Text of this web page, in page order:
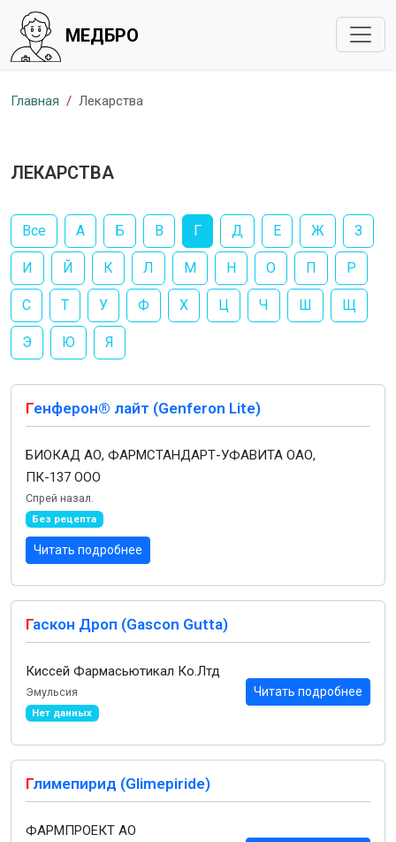
МЕДБРО
Главная Лекарства
ЛЕКАРСТВА
Все А Б В Г Д Е Ж З
И Й К Л М Н О П Р
С Т У Ф Х Ц Ч Ш Щ
Э Ю Я
Генферон® лайт (Genferon Lite)
БИОКАД АО, ФАРМСТАНДАРТ-УФАВИТА ОАО,
ПК-137 ООО
Спрей назал.
Без рецепта
Читать подробнее
Гаскон Дроп (Gascon Gutta)
Киссей Фармасьютикал Ко.Лтд
Эмульсия
Нет данных
Читать подробнее
Глимепирид (Glimepiride)
ФАРМПРОЕКТ АО